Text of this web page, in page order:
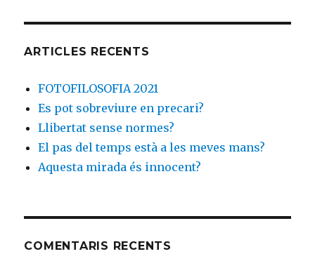
ARTICLES RECENTS
FOTOFILOSOFIA 2021
Es pot sobreviure en precari?
Llibertat sense normes?
El pas del temps està a les meves mans?
Aquesta mirada és innocent?
COMENTARIS RECENTS